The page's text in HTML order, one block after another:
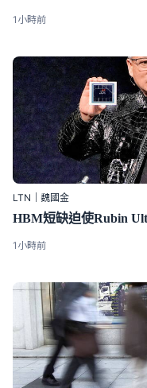
1小時前
LTN｜魏國金
HBM短缺迫使Rubin
1小時前